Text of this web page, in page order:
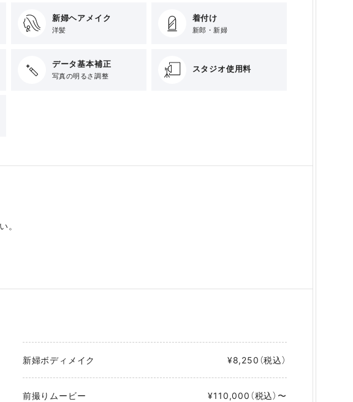
新婦ヘアメイク
洋髪
着付け
新郎・新婦
データ基本補正
写真の明るさ調整
スタジオ使用料
。
新婦ボディメイク ¥8,250（税込）
前撮りムービー ¥110,000（税込）〜